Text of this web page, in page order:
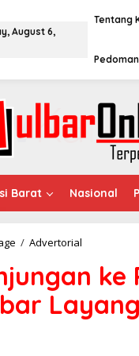
August 6,
Tentang
Barat Nasional
/ Advertorial
n
u
n
ke